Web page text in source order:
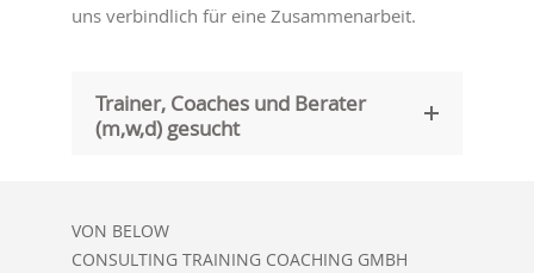
uns verbindlich für eine Zusammenarbeit.
Trainer, Coaches und Berater
(m,w,d) gesucht
VON BELOW
CONSULTING TRAINING COACHING GMBH